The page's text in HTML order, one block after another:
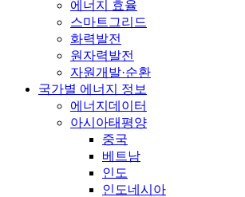
에너지 효율
스마트그리드
화력발전
원자력발전
자원개발·순환
국가별 에너지 정보
에너지데이터
아시아태평양
중국
베트남
인도
인도네시아